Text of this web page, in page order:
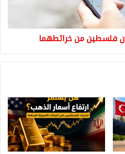
فلسطين من خرائطهما